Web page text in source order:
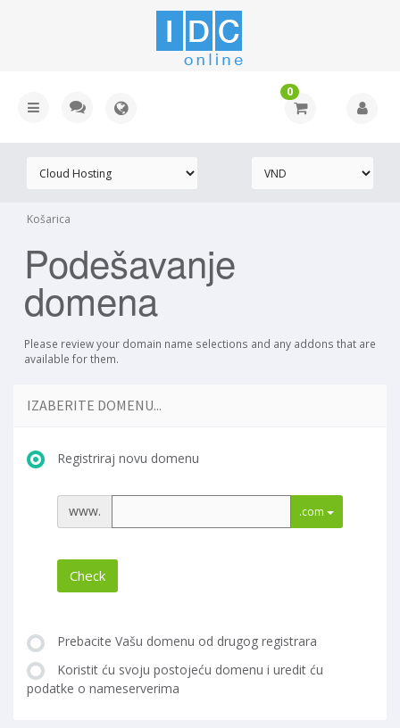
0
Košarica
Podešavanje
domena
Please review your domain name selections and any addons that are
available for them.
IZABERITE DOMENU...
Registriraj novu domenu
www. .com
Check
Prebacite Vašu domenu od drugog registrara
Koristit ću svoju postojeću domenu i uredit ću
podatke o nameserverima